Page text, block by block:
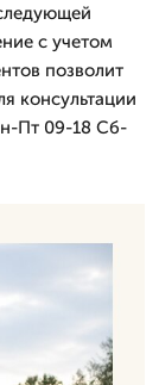
с учетом
позволит
консультации
Пт 09-18 Сб-